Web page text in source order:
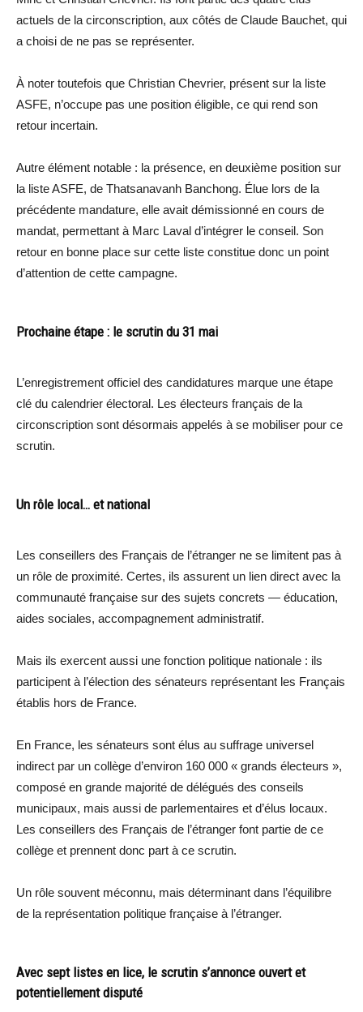
actuels de la circonscription, aux côtés de Claude Bauchet, qui
a choisi de ne pas se représenter.
À noter toutefois que Christian Chevrier, présent sur la liste
ASFE, n’occupe pas une position éligible, ce qui rend son
retour incertain.
Autre élément notable : la présence, en deuxième position sur
la liste ASFE, de Thatsanavanh Banchong. Élue lors de la
précédente mandature, elle avait démissionné en cours de
mandat, permettant à Marc Laval d’intégrer le conseil. Son
retour en bonne place sur cette liste constitue donc un point
d’attention de cette campagne.
Prochaine étape : le scrutin du 31 mai
L’enregistrement officiel des candidatures marque une étape
clé du calendrier électoral. Les électeurs français de la
circonscription sont désormais appelés à se mobiliser pour ce
scrutin.
Un rôle local… et national
Les conseillers des Français de l’étranger ne se limitent pas à
un rôle de proximité. Certes, ils assurent un lien direct avec la
communauté française sur des sujets concrets — éducation,
aides sociales, accompagnement administratif.
Mais ils exercent aussi une fonction politique nationale : ils
participent à l’élection des sénateurs représentant les Français
établis hors de France.
En France, les sénateurs sont élus au suffrage universel
indirect par un collège d’environ 160 000 « grands électeurs »,
composé en grande majorité de délégués des conseils
municipaux, mais aussi de parlementaires et d’élus locaux.
Les conseillers des Français de l’étranger font partie de ce
collège et prennent donc part à ce scrutin.
Un rôle souvent méconnu, mais déterminant dans l’équilibre
de la représentation politique française à l’étranger.
Avec sept listes en lice, le scrutin s’annonce ouvert et
potentiellement disputé